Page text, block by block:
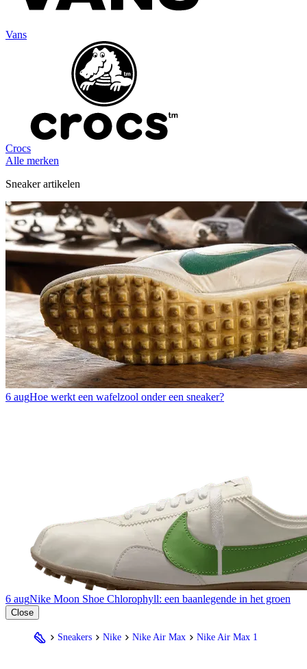
Vans
Crocs
Alle merken
Sneaker artikelen
6 augHoe werkt een wafelzool onder een sneaker?
6 augNike Moon Shoe Chlorophyll: een baanlegende in het groen
Close
Sneakers Nike Nike Air Max Nike Air Max 1